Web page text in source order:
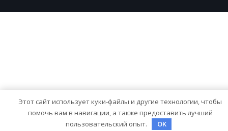
Этот сайт использует куки-файлы и другие технологии, чтобы
помочь вам в навигации, а также предоставить лучший
пользовательский опыт.
OK